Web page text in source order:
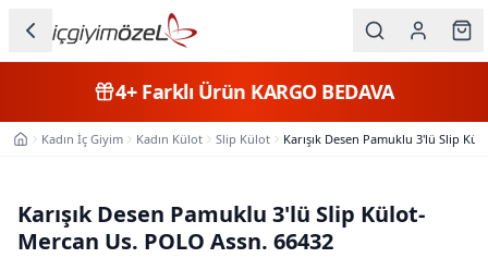
Kategorileri
Çocuk
4+Farklı Ürün KARGO BEDAVA
Ana SayfaKadın İç Giyim Kadın Külot Slip Külot Karışık Desen Pamuklu 3'lü Slip
Karışık Desen Pamuklu 3'lü Slip Külot-
Mercan Us. POLO Assn. 66432